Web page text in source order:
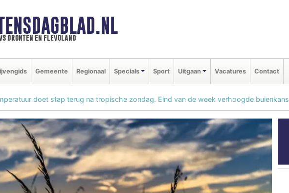
dronten en flevoland
Gemeente Regionaal Specials Sport Uitgaan Vacatures Contact
doet stap terug na tropische zondag. Eind van de week verhoogde buienkans